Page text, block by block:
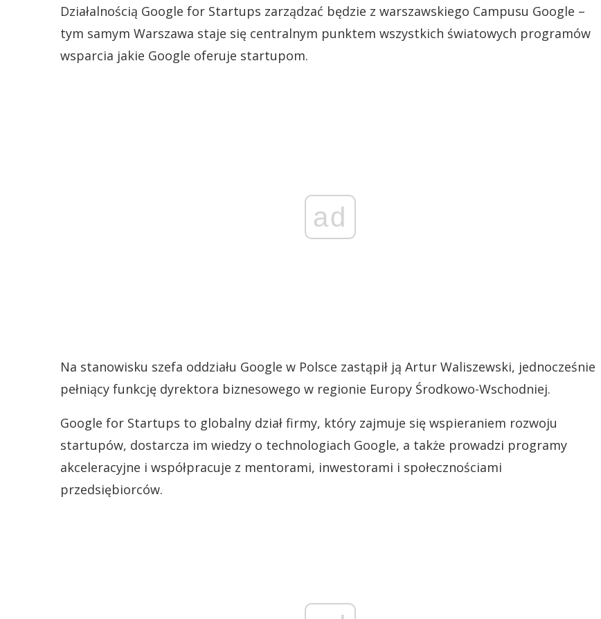
Działalnością Google for Startups zarządzać będzie z warszawskiego Campusu Google –
tym samym Warszawa staje się centralnym punktem wszystkich światowych programów
wsparcia jakie Google oferuje startupom.
ad
Na stanowisku szefa oddziału Google w Polsce zastąpił ją Artur Waliszewski, jednocześnie
pełniący funkcję dyrektora biznesowego w regionie Europy Środkowo-Wschodniej.
Google for Startups to globalny dział firmy, który zajmuje się wspieraniem rozwoju
startupów, dostarcza im wiedzy o technologiach Google, a także prowadzi programy
akceleracyjne i współpracuje z mentorami, inwestorami i społecznościami
przedsiębiorców.